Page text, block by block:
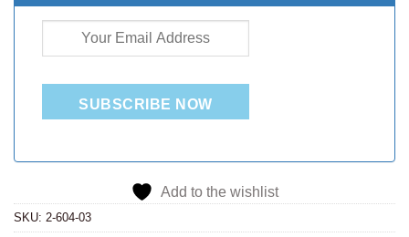
SUBSCRIBE NOW
Add to the wishlist
SKU: 2-604-03